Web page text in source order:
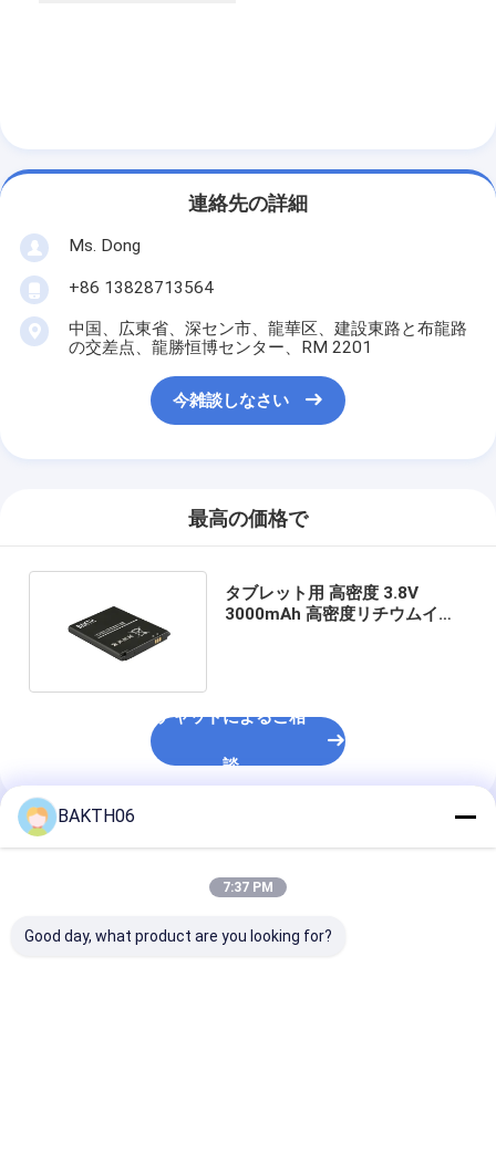
連絡先の詳細
Ms. Dong
+86 13828713564
中国、広東省、深セン市、龍華区、建設東路と布龍路
の交差点、龍勝恒博センター、RM 2201
今雑談しなさい
最高の価格で
タブレット用 高密度 3.8V
3000mAh 高密度リチウムイオ
チャットによるご相
談
推薦されたプロダクト
BAKTH06
7:37 PM
Good day, what product are you looking for?